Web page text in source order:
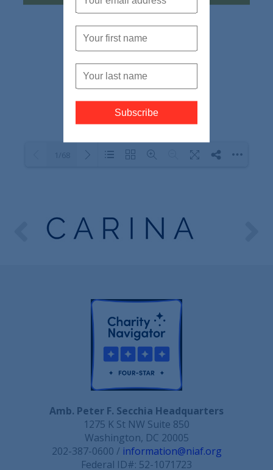
1/68
Amb. Peter F. Secchia Headquarters
1275 K St NW Suite 850
Washington, DC 20005
202-387-0600 / information@niaf.org
Federal ID#: 52-1071723